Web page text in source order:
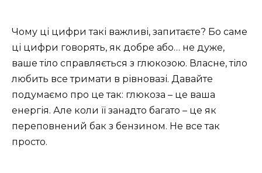
Чому ці цифри такі важливі, запитаєте? Бо саме
ці цифри говорять, як добре або… не дуже,
ваше тіло справляється з глюкозою. Власне, тіло
любить все тримати в рівновазі. Давайте
подумаємо про це так: глюкоза – це ваша
енергія. Але коли її занадто багато – це як
переповнений бак з бензином. Не все так
просто.